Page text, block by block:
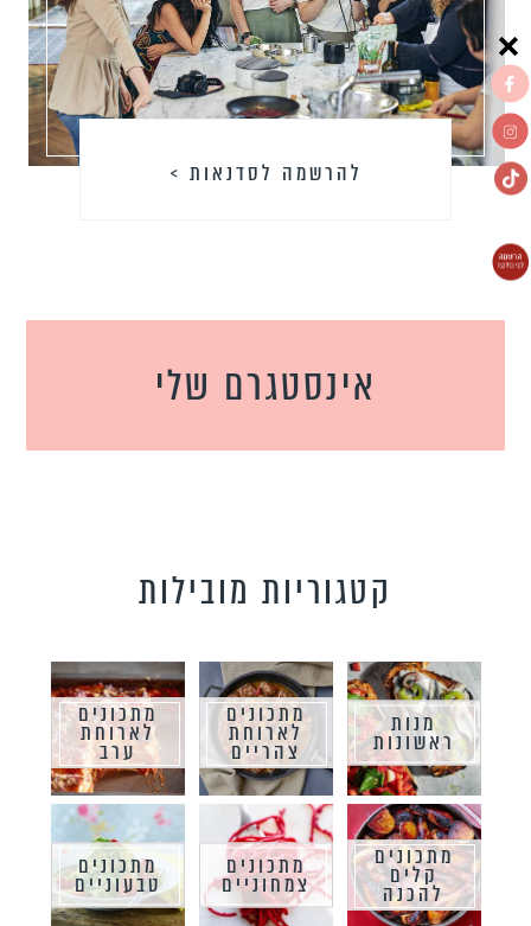
להרשמה לסדנאות >
אינסטגרם שלי
קטגוריות מובילות
מנות
ראשונות
מתכונים
לארוחת
צהריים
מתכונים
לארוחת
ערב
מתכונים
קלים
להכנה
מתכונים
צמחוניים
מתכונים
טבעוניים